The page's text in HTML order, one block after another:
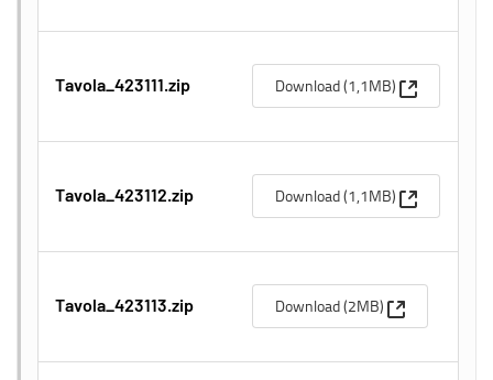
Tavola_423111.zip Download (1,1MB) (Apre una
Tavola_423112.zip Download (1,1MB) (Apre una
Tavola_423113.zip Download (2MB) (Apre una